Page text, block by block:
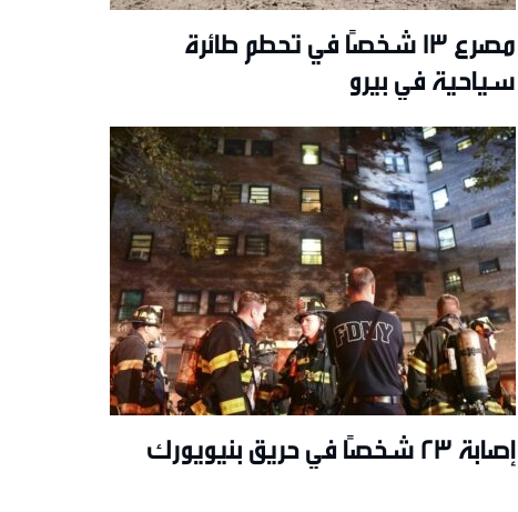
مصرع 13 شخصًا في تحطم طائرة
سياحية في بيرو
إصابة 23 شخصًا في حريق بنيويورك